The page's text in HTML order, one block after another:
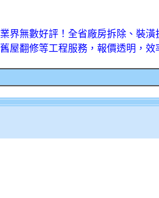
業界無數好評！全省廠房拆除、裝潢
舊屋翻修等工程服務，報價透明，效